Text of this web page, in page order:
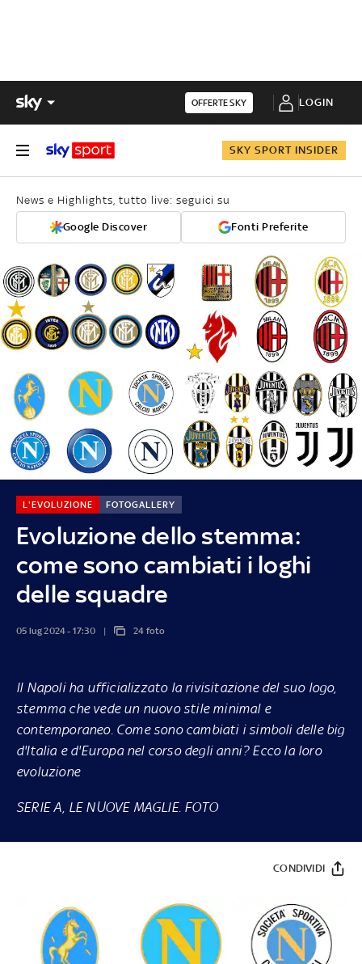
OFFERTE SKY LOGIN
SKY SPORT INSIDER
News e Highlights, tutto live: seguici su
Google Discover Fonti Preferite
Evoluzione dello stemma:
come sono cambiati i loghi
delle squadre
L'EVOLUZIONE FOTOGALLERY
05 lug 2024 - 17:30 24 foto
Il Napoli ha ufficializzato la rivisitazione del suo logo,
stemma che vede un nuovo stile minimal e
contemporaneo. Come sono cambiati i simboli delle big
d'Italia e d'Europa nel corso degli anni? Ecco la loro
evoluzione
SERIE A, LE NUOVE MAGLIE. FOTO
CONDIVIDI